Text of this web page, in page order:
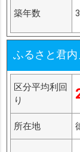
築年数
ふるさと君
区分平均利回
り
所在地